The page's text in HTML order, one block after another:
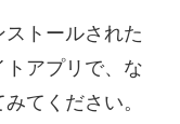
トールされた
アプリで、な
てください。